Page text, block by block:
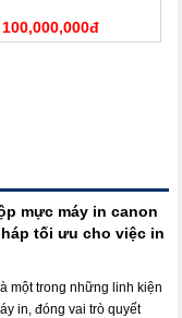
100,000,000đ
mực máy in canon
tối ưu cho việc in
một trong những linh kiện
in, đóng vai trò quyết